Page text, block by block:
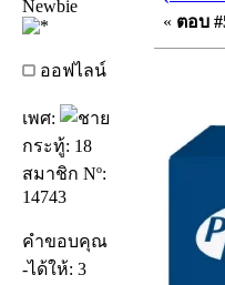
Newbie
ออฟไลน์
เพศ:
กระทู้: 18
สมาชิก Nº:
14743
คำขอบคุณ
-ได้ให้: 3
« ตอบ